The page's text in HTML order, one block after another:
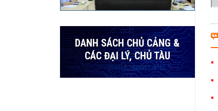
DANH SÁCH CHỦ CẢNG &
CÁC ĐẠI LÝ, CHỦ TÀU